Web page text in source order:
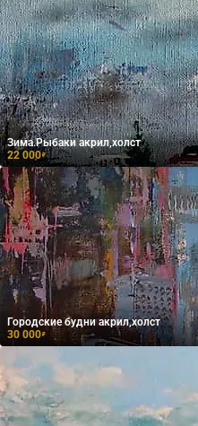
Зима.Рыбаки акрил,холст
22 000₽
Городские будни акрил,холст
30 000₽